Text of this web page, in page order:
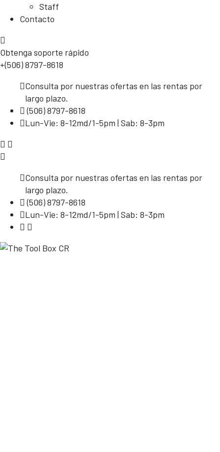
Staff
Contacto
Obtenga soporte rápido
+(506) 8797-8618
Consulta por nuestras ofertas en las rentas por
largo plazo.
(506) 8797-8618
Lun-Vie: 8-12md/1-5pm | Sab: 8-3pm
Consulta por nuestras ofertas en las rentas por
largo plazo.
(506) 8797-8618
Lun-Vie: 8-12md/1-5pm | Sab: 8-3pm